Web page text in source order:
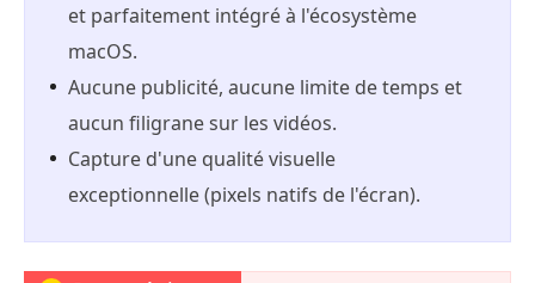
et parfaitement intégré à l'écosystème
macOS.
Aucune publicité, aucune limite de temps et
aucun filigrane sur les vidéos.
Capture d'une qualité visuelle
exceptionnelle (pixels natifs de l'écran).